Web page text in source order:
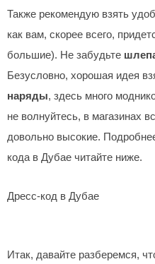
Также рекомендую взять
как вам, скорее всего,
большие). Не забудьте
Безусловно, хорошая идея
наряды, здесь много
не волнуйтесь, в магазинах
довольно высокие.
кода в Дубае читайте ниже.
Дресс-код в Дубае
Итак, давайте разберемся,